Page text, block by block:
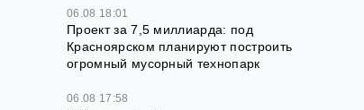
06.08 18:01
Проект за 7,5 миллиарда: под
Красноярском планируют построить
огромный мусорный технопарк
06.08 17:58